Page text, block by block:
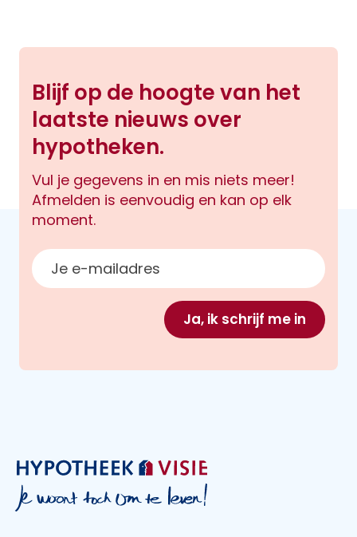
Blijf op de hoogte van het
laatste nieuws over
hypotheken.
Vul je gegevens in en mis niets meer!
Afmelden is eenvoudig en kan op elk
moment.
E-mailadres
Ja, ik schrijf me in